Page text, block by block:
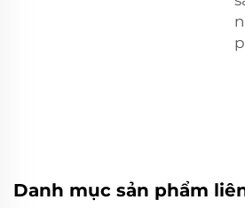
Danh mục sản phẩm